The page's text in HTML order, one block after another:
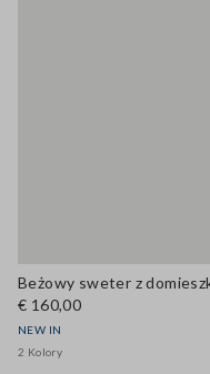
€ 160,00
NEW IN
2 Kolory